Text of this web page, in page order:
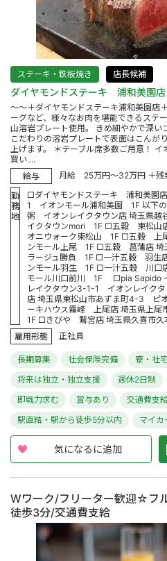
ステーキ・鉄板焼き 店長候補
ダイヤモンドステーキ 浦和美園店
～～＋ダイヤモンドステーキ浦和美園店
ーグなど、様々なお肉を堪能できるステ
山溶岩プレート使用。 きめ細やかで深い
こだわりの溶岩プレートで表面はこんが
上げます。 ＊テーブル席多数ご用意！
買い....
給与
月給 25万円～32万円 ＋残
勤
務
地
□ダイヤモンドステーキ 浦和美園
1 イオンモール浦和美園 1F 以下
粥 イオンレイクタウン店 埼玉県
イクタウンmori 1F □五穀 東松山
オニウォーク東松山 1F □五穀 上
ンモール上尾 1F □五穀 菖蒲店
ラージュ勝負 1F □一汁五穀 羽生
ンモール羽生 1F □一汁五穀 川口
モール川口前川 1F □pia Sapido
レイクタウン3-1-1 イオンレイク
店 埼玉県東松山市あずま町4-3 ピ
ーキハウス霧峰 上尾店 埼玉県上
1F □きびや 鷲宮店 埼玉県久喜市
雇用形態
正社員
長期募集 社会保険完備
寮・社
将来は独立・独立支援
週休2日制
即戦力求む
賞与あり 交通費支
駅直結・駅から徒歩5分以内
マイカ
気になるに追加
Wワーク/フリーター歓迎☆フ
徒歩3分/交通費支給